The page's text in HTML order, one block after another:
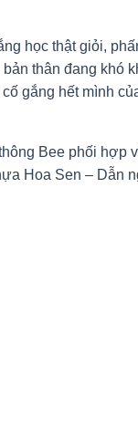
học thật giỏi,
thân đang khó
gắng hết mình
Bee phối hợp
Hoa Sen – Dẫn